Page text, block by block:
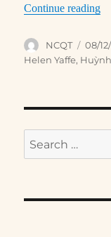
Continue reading
Author
NCQT
on
08/
Helen Yaffe,
Search
for: